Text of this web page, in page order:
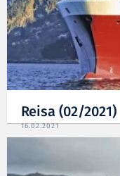
Reisa (02/2021)
16.02.2021